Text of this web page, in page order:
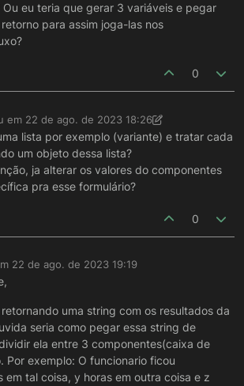
Ou eu teria que gerar 3 variáveis e pegar
para assim joga-las nos
0
em 22 de ago. de 2023 18:26
por DiegoJC
lista por exemplo (variante) e tratar cada
um objeto dessa lista?
ja alterar os valores do componentes
pra esse formulário?
0
22 de ago. de 2023 19:19
por
uma string com os resultados da
seria como pegar essa string de
ela entre 3 componentes(caixa de
Por exemplo: O funcionario ficou
em tal coisa, y horas em outra coisa e z